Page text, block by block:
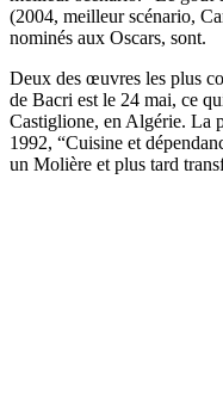
(2004, meilleur scénario,
nominés aux Oscars, sont.
Deux des œuvres les plus
de Bacri est le 24 mai, ce
Castiglione, en Algérie. La
1992, “Cuisine et
un Molière et plus tard